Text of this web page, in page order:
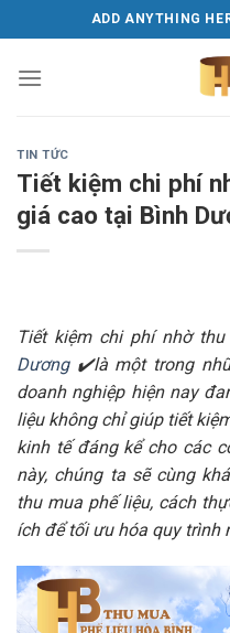
to
content
ADD ANYTHING
TIN TỨC
Tiết kiệm chi phí
giá cao tại Bình
Tiết kiệm chi phí nhờ thu
Dương✔️là một trong
doanh nghiệp hiện nay
liệu không chỉ giúp tiết
kinh tế đáng kể cho các
này, chúng ta sẽ cùng
thu mua phế liệu, cách
ích để tối ưu hóa quy trình